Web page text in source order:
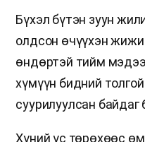
Бүхэл бүтэн зуун
олдсон өчүүхэн
өндөртэй тийм
хүмүүн бидний
суурилуулсан
Хүний үс төрөхөөс